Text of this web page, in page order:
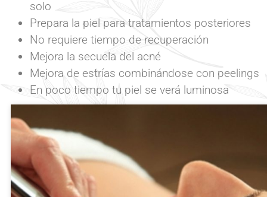
solo
Prepara la piel para tratamientos posteriores
No requiere tiempo de recuperación
Mejora la secuela del acné
Mejora de estrías combinándose con peelings
En poco tiempo tu piel se verá luminosa